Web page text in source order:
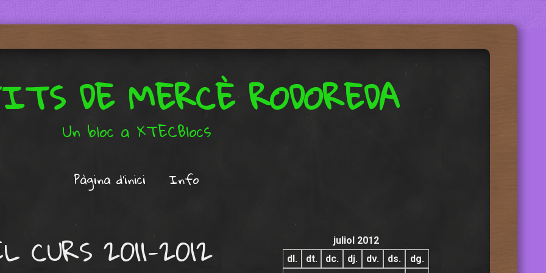
DE MERCÈ RODOREDA
Un bloc a XTECBlocs
Pàgina d'inici Info
CURS 2011-2012
juliol 2012
dl.
dt. dc. dj. dv. ds. dg.